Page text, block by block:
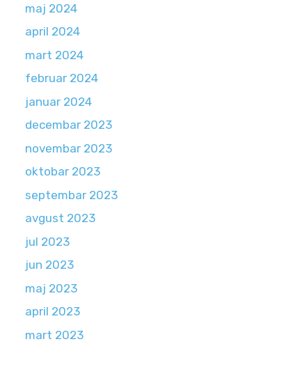
maj 2024
april 2024
mart 2024
februar 2024
januar 2024
decembar 2023
novembar 2023
oktobar 2023
septembar 2023
avgust 2023
jul 2023
jun 2023
maj 2023
april 2023
mart 2023